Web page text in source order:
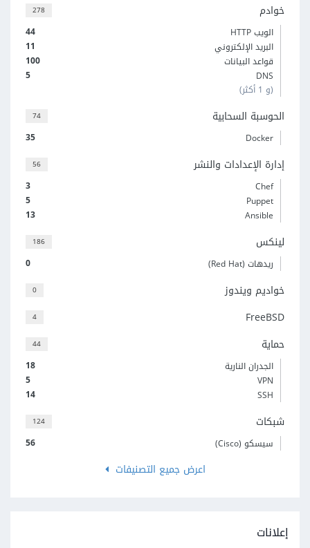
278 خوادم
44
الويب HTTP
11
البريد الإلكتروني
100
قواعد البيانات
5
DNS
(و 1 أكثر)
74 الحوسبة السحابية
35 Docker
56 إدارة الإعدادات والنشر
3
Chef
5
Puppet
13
Ansible
186 لينكس
0 ريدهات (Red Hat)
0 خواديم ويندوز
4 FreeBSD
44 حماية
18
الجدران النارية
5
VPN
14
SSH
124 شبكات
56 سيسكو (Cisco)
اعرض جميع التصنيفات
إعلانات